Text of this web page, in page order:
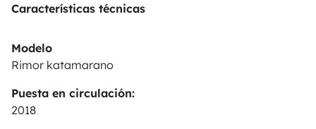
Características técnicas
Modelo
Rimor katamarano
Puesta en circulación:
2018